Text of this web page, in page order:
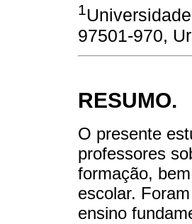
1
97501-970,
RESUMO.
O presente
professores
formação,
escolar.
ensino